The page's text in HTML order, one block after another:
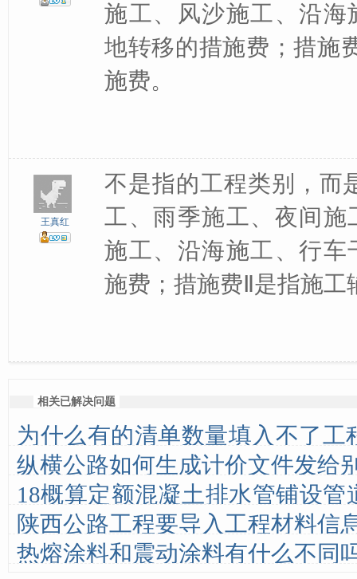
施工、风沙施工、沿海
地转移的措施费；措施
施费。
王真红
不是指的工程类别，而
工、雨季施工、夜间施
施工、沿海施工、行车
施费；措施费Ⅱ是指施工
相关已解决问题
为什么有的清单数量填入不了工
里填？而有的清单又相反，清单
那里
纵横公路如何生成计价文件发给
18概算定额混凝土排水管铺设
径？
陕西公路工程要导入工程材料信
热熔涂料和震动涂料有什么不同